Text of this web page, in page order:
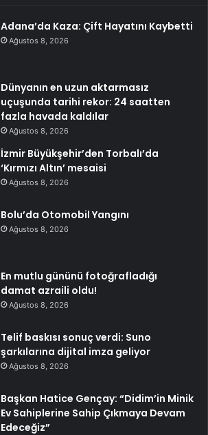
Adana’da Kaza: Çift Hayatını Kaybetti
Ağustos 8, 2026
Dünyanın en uzun aktarmasız
uçuşunda tarihi rekor: 24 saatten
fazla havada kaldılar
Ağustos 8, 2026
İzmir Büyükşehir’den Torbalı’da
‘Kırmızı Altın’ mesaisi
Ağustos 8, 2026
Bolu’da Otomobil Yangını
Ağustos 8, 2026
En mutlu gününü fotoğrafladığı
damat azraili oldu!
Ağustos 8, 2026
Telif baskısı sonuç verdi: Suno
şarkılarına dijital imza geliyor
Ağustos 8, 2026
Başkan Hatice Gençay: “Didim’in Minik
Ev Sahiplerine Sahip Çıkmaya Devam
Edeceğiz”